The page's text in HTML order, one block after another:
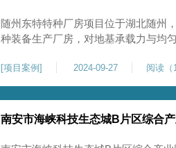
随州东特特种厂房项目位于湖北随州
种装备生产厂房，对地基承载力与均
面提升场地密实度与承载性能，满足
稳定运行要求。项目严格遵循强夯地
[项目案例 ] 2024-09-27 阅读（
南安市海峡科技生态城B片区综合